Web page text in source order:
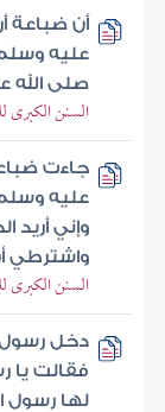
أن ضباعة
عليه
صلى الله
السنن الكبرى
جاءت
عليه وسلم
وإني أريد
واشترطي
السنن الكبرى
دخل رسول
فقالت يا
لها رسول